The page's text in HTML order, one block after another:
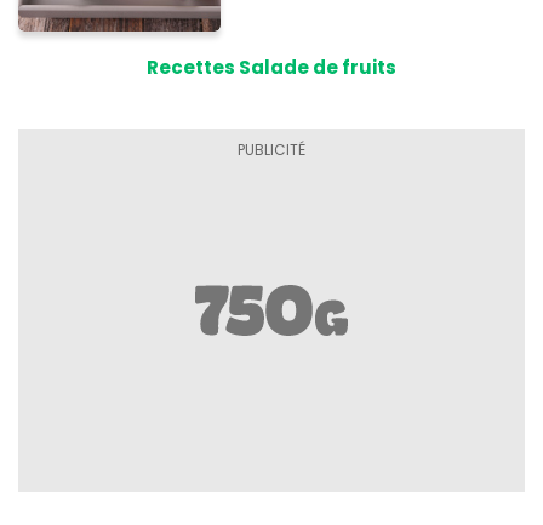
Recettes Salade de fruits